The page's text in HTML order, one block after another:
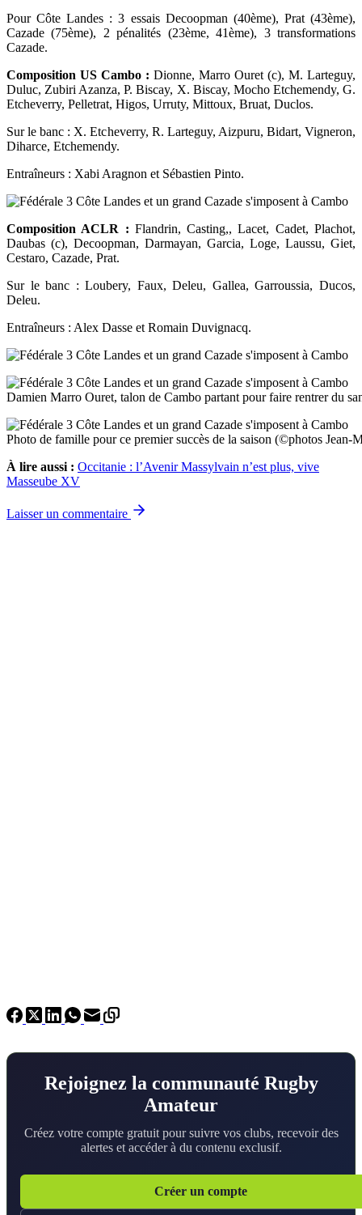
Pour Côte Landes : 3 essais Decoopman (40ème), Prat (43ème),
Cazade (75ème), 2 pénalités (23ème, 41ème), 3 transformations
Cazade.
Composition US Cambo : Dionne, Marro Ouret (c), M. Larteguy,
Duluc, Zubiri Azanza, P. Biscay, X. Biscay, Mocho Etchemendy, G.
Etcheverry, Pelletrat, Higos, Urruty, Mittoux, Bruat, Duclos.
Sur le banc : X. Etcheverry, R. Larteguy, Aizpuru, Bidart, Vigneron,
Diharce, Etchemendy.
Entraîneurs : Xabi Aragnon et Sébastien Pinto.
Composition ACLR : Flandrin, Casting,, Lacet, Cadet, Plachot,
Daubas (c), Decoopman, Darmayan, Garcia, Loge, Laussu, Giet,
Cestaro, Cazade, Prat.
Sur le banc : Loubery, Faux, Deleu, Gallea, Garroussia, Ducos,
Deleu.
Entraîneurs : Alex Dasse et Romain Duvignacq.
Damien Marro Ouret, talon de Cambo partant pour faire rentrer du
Photo de famille pour ce premier succès de la saison (©photos Jean-
À lire aussi : Occitanie : l’Avenir Massylvain n’est plus, vive
Masseube XV
Laisser un commentaire
Rejoignez la communauté Rugby
Amateur
Créez votre compte gratuit pour suivre vos clubs, recevoir des
alertes et accéder à du contenu exclusif.
Créer un compte